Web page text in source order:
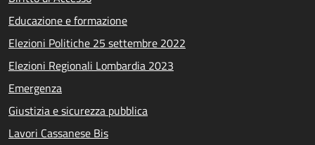
Educazione e formazione
Elezioni Politiche 25 settembre 2022
Elezioni Regionali Lombardia 2023
Emergenza
Giustizia e sicurezza pubblica
Lavori Cassanese Bis